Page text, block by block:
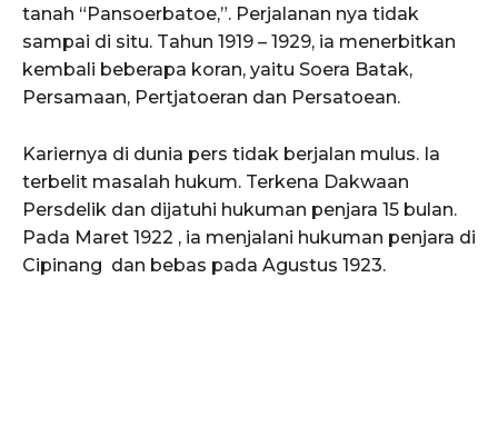
tanah “Pansoerbatoe,”. Perjalanan nya tidak
sampai di situ. Tahun 1919 – 1929, ia menerbitkan
kembali beberapa koran, yaitu Soera Batak,
Persamaan, Pertjatoeran dan Persatoean.
Kariernya di dunia pers tidak berjalan mulus. Ia
terbelit masalah hukum. Terkena Dakwaan
Persdelik dan dijatuhi hukuman penjara 15 bulan.
Pada Maret 1922 , ia menjalani hukuman penjara di
Cipinang dan bebas pada Agustus 1923.